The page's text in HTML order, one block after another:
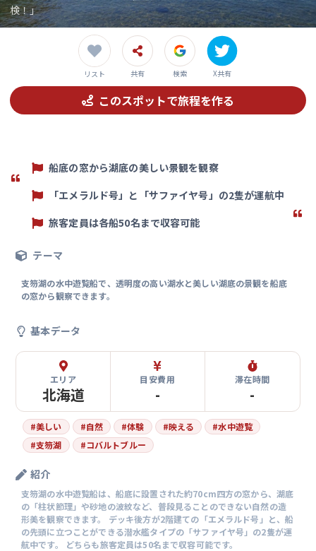
検！」
リスト 共有 検索 X共有
このスポットで旅程を作る
船底の窓から湖底の美しい景観を観察
「エメラルド号」と「サファイヤ号」の2隻が運航中
旅客定員は各船50名まで収容可能
テーマ
支笏湖の水中遊覧船で、透明度の高い湖水と美しい湖底の景観を船底
の窓から観察できます。
基本データ
エリア
北海道
目安費用
-
滞在時間
-
#美しい #自然 #体験 #映える #水中遊覧
#支笏湖 #コバルトブルー
紹介
支笏湖の水中遊覧船は、船底に設置された約70cm四方の窓から、湖底
の「柱状節理」や砂地の波紋など、普段見ることのできない自然の造
形美を観察できます。 デッキ後方が2階建ての「エメラルド号」と、船
の先頭に立つことができる潜水艦タイプの「サファイヤ号」の2隻が運
航中です。 どちらも旅客定員は50名まで収容可能です。